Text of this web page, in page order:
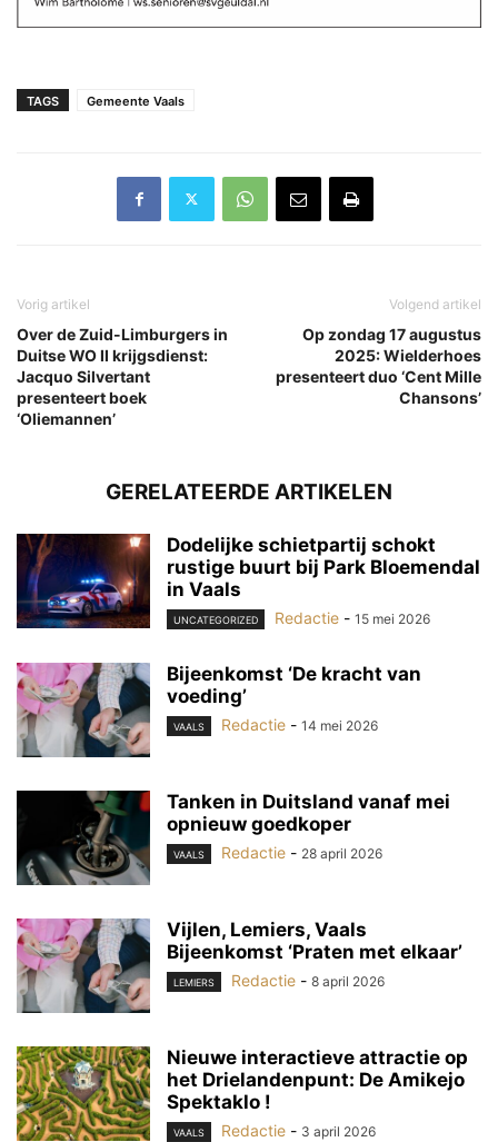
TAGS Gemeente Vaals
Vorig artikel
Over de Zuid-Limburgers in
Duitse WO II krijgsdienst:
Jacquo Silvertant
presenteert boek
‘Oliemannen’
Volgend artikel
Op zondag 17 augustus
2025: Wielderhoes
presenteert duo ‘Cent Mille
Chansons’
GERELATEERDE ARTIKELEN
Dodelijke schietpartij schokt
rustige buurt bij Park Bloemendal
in Vaals
UNCATEGORIZED Redactie - 15 mei 2026
Bijeenkomst ‘De kracht van
voeding’
VAALS Redactie - 14 mei 2026
Tanken in Duitsland vanaf mei
opnieuw goedkoper
VAALS Redactie - 28 april 2026
Vijlen, Lemiers, Vaals
Bijeenkomst ‘Praten met elkaar’
LEMIERS Redactie - 8 april 2026
Nieuwe interactieve attractie op
het Drielandenpunt: De Amikejo
Spektaklo !
VAALS Redactie - 3 april 2026